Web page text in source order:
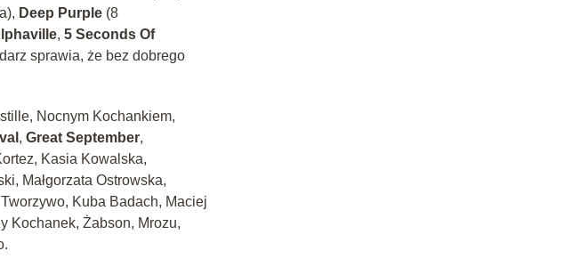
Deep Purple (8
, 5 Seconds Of
sprawia, że bez dobrego
Nocnym Kochankiem,
, Great September,
Kasia Kowalska,
Małgorzata Ostrowska,
Kuba Badach, Maciej
Kochanek, Żabson, Mrozu,